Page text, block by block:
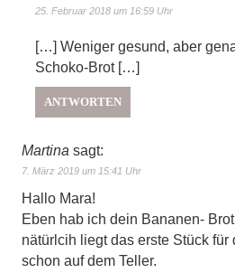
25. Februar 2018 um 16:59 Uhr
[…] Weniger gesund, aber
Schoko-Brot […]
ANTWORTEN
Martina sagt:
7. März 2019 um 15:41 Uhr
Hallo Mara!
Eben hab ich dein Bananen-
nätürlcih liegt das erste Stück
schon auf dem Teller.